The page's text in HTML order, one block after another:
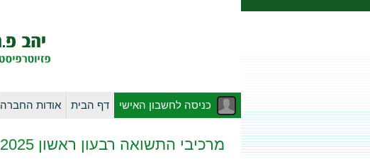
כניסה לחשבון האישי דף הבית אודות החברה
מרכיבי התשואה רבעון ראשון 2025